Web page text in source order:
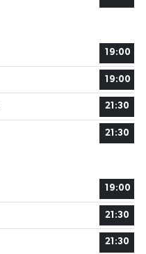
19:00
19:00
21:30
21:30
19:00
21:30
21:30